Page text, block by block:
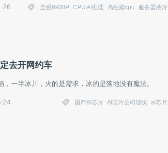
至强6900P CPU AI推理 高性能cpu 服务器液冷
去开网约车
，一半冰川，火的是需求，冰的是落地没有魔法。
国产AI芯片 AI芯片公司现状 ai芯片